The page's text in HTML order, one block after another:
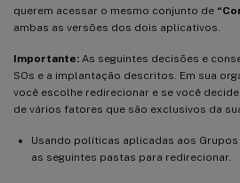
querem acessar o mesmo conjunto de
ambas as versões dos dois aplicativos.
Importante: As seguintes decisões e
SOs e a implantação descritos. Em sua
você escolhe redirecionar e se você
de vários fatores que são exclusivos da
Usando políticas aplicadas aos
as seguintes pastas para redirecionar.